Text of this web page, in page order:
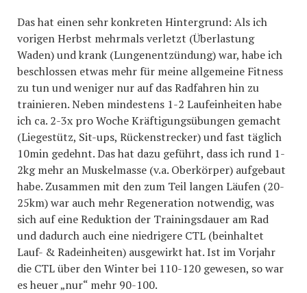
Das hat einen sehr konkreten Hintergrund: Als ich
vorigen Herbst mehrmals verletzt (Überlastung
Waden) und krank (Lungenentzündung) war, habe ich
beschlossen etwas mehr für meine allgemeine Fitness
zu tun und weniger nur auf das Radfahren hin zu
trainieren. Neben mindestens 1-2 Laufeinheiten habe
ich ca. 2-3x pro Woche Kräftigungsübungen gemacht
(Liegestütz, Sit-ups, Rückenstrecker) und fast täglich
10min gedehnt. Das hat dazu geführt, dass ich rund 1-
2kg mehr an Muskelmasse (v.a. Oberkörper) aufgebaut
habe. Zusammen mit den zum Teil langen Läufen (20-
25km) war auch mehr Regeneration notwendig, was
sich auf eine Reduktion der Trainingsdauer am Rad
und dadurch auch eine niedrigere CTL (beinhaltet
Lauf- & Radeinheiten) ausgewirkt hat. Ist im Vorjahr
die CTL über den Winter bei 110-120 gewesen, so war
es heuer „nur“ mehr 90-100.